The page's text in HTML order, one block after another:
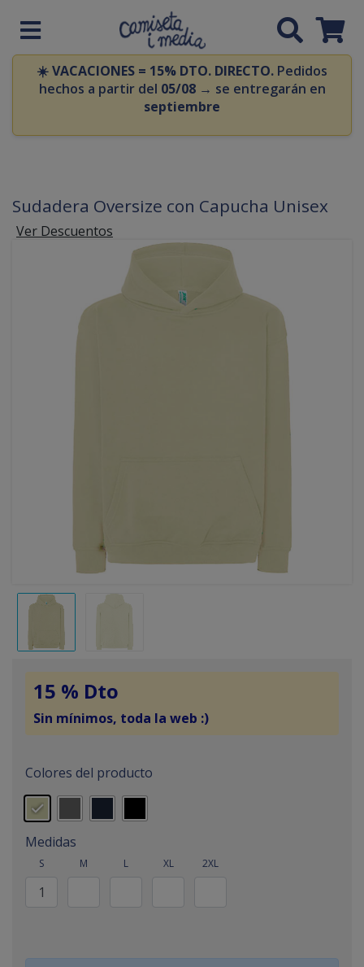
☀️VACACIONES = 15% DTO. DIRECTO. Pedidos
hechos a partir del 05/08→ se entregarán en
septiembre
Sudadera Oversize con Capucha Unisex
Ver Descuentos
15 % Dto
Sin mínimos, toda la web :)
Colores del producto
Medidas
S M L XL 2XL